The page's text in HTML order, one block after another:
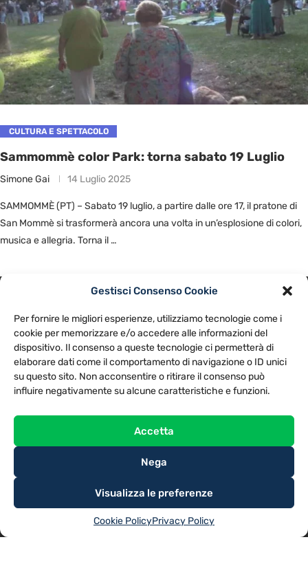
Gestisci Consenso Cookie
Per fornire le migliori esperienze, utilizziamo tecnologie come i
cookie per memorizzare e/o accedere alle informazioni del
dispositivo. Il consenso a queste tecnologie ci permetterà di
elaborare dati come il comportamento di navigazione o ID unici
su questo sito. Non acconsentire o ritirare il consenso può
influire negativamente su alcune caratteristiche e funzioni.
Accetta
Nega
Visualizza le preferenze
Cookie PolicyPrivacy Policy
CULTURA E SPETTACOLO
Sammommè color Park: torna sabato 19 Luglio
Simone Gai 14 Luglio 2025
SAMMOMMÈ (PT) – Sabato 19 luglio, a partire dalle ore 17, il pratone di
San Mommè si trasformerà ancora una volta in un’esplosione di colori,
musica e allegria. Torna il …
NOTE LEGALI
CONTATTACI PREFERENZE
TV LIBERA S.P.A.
Via Monteleonese 95/21 – 51100 Pistoia (PT)
Tel. 0573.9136 / Fax 0573.913615